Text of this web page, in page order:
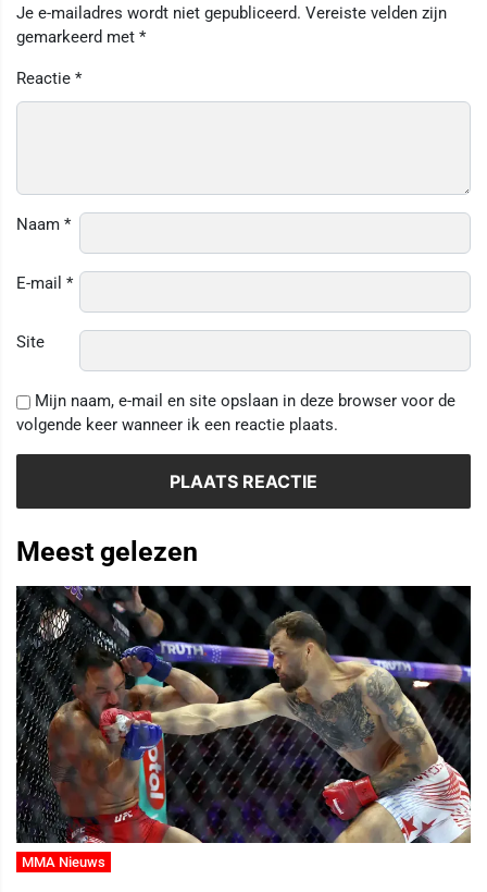
Je e-mailadres wordt niet gepubliceerd. Vereiste velden zijn
gemarkeerd met *
Reactie *
Naam *
E-mail *
Site
Mijn naam, e-mail en site opslaan in deze browser voor de
volgende keer wanneer ik een reactie plaats.
Meest gelezen
MMA Nieuws